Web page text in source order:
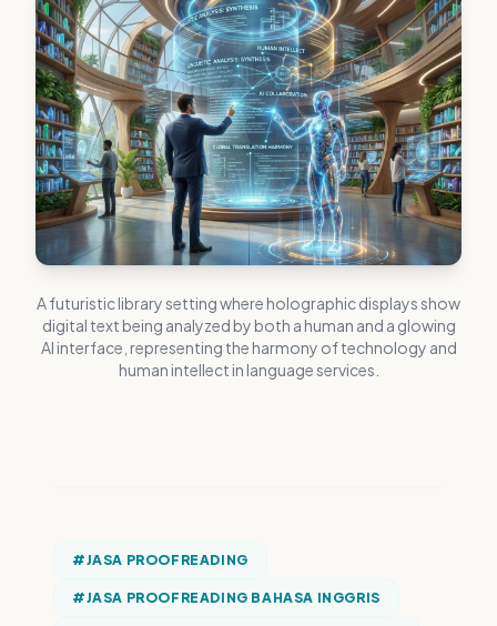
A futuristic library setting where holographic displays show
digital text being analyzed by both a human and a glowing
AI interface, representing the harmony of technology and
human intellect in language services.
#JASA PROOFREADING
#JASA PROOFREADING BAHASA INGGRIS